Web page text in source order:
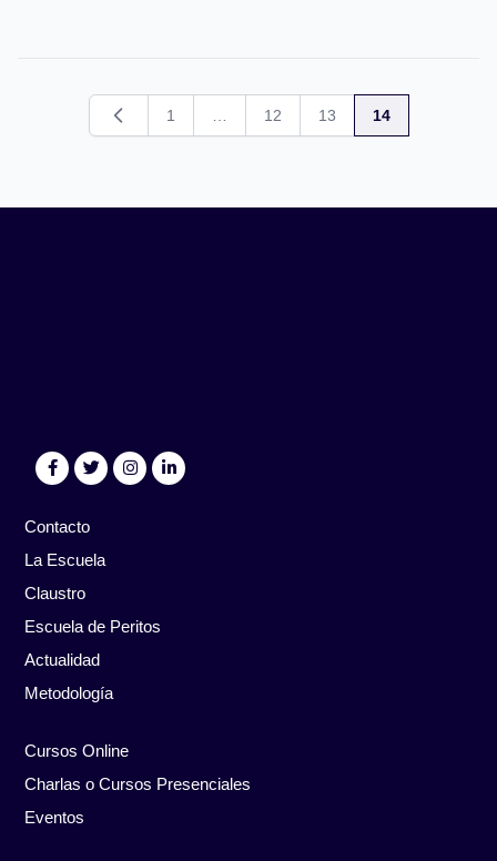
Anterior
1 12 13 14
Contacto
La Escuela
Claustro
Escuela de Peritos
Actualidad
Metodología
Cursos Online
Charlas o Cursos Presenciales
Eventos